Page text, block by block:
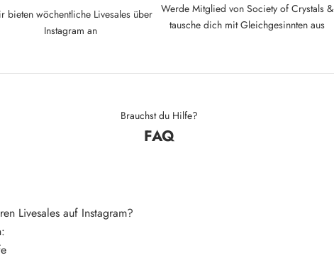
bieten wöchentliche Livesales über
Instagram an
Werde Mitglied von Society of Crystals &
tausche dich mit Gleichgesinnten aus
Brauchst du Hilfe?
FAQ
Livesales auf Instagram?